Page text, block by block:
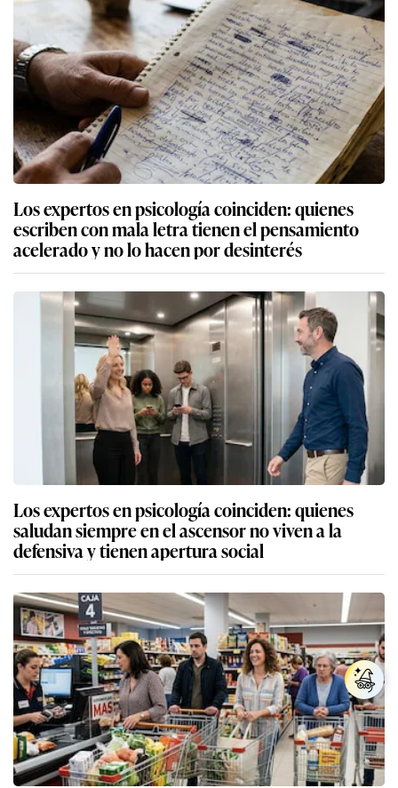
Los expertos en psicología coinciden: quienes
escriben con mala letra tienen el pensamiento
acelerado y no lo hacen por desinterés
Los expertos en psicología coinciden: quienes
saludan siempre en el ascensor no viven a la
defensiva y tienen apertura social